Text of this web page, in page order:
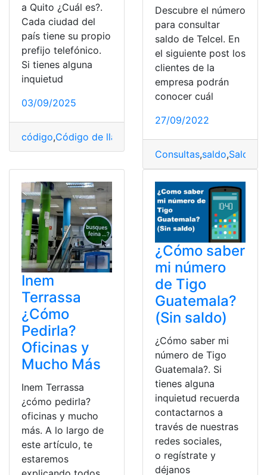
a Quito ¿Cuál es?.
Cada ciudad del
país tiene su propio
prefijo telefónico.
Si tienes alguna
inquietud
03/09/2025
código,Código de llamada ,Ecuador,Herramientas
Descubre el número
para consultar
saldo de Telcel. En
el siguiente post los
clientes de la
empresa podrán
conocer cuál
27/09/2022
Consultas,saldo,Saldos
Inem
Terrassa
¿Cómo
Pedirla?
Oficinas y
Mucho Más
Inem Terrassa
¿cómo pedirla?
oficinas y mucho
más. A lo largo de
este artículo, te
estaremos
¿Cómo saber
mi número
de Tigo
Guatemala?
(Sin saldo)
¿Cómo saber mi
número de Tigo
Guatemala?. Si
tienes alguna
inquietud recuerda
contactarnos a
través de nuestras
redes sociales,
o regístrate y
déjanos